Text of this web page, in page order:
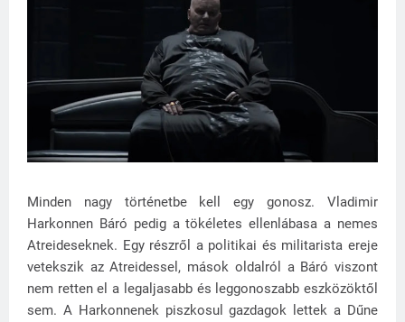
Minden nagy történetbe kell egy gonosz. Vladimir
Harkonnen Báró pedig a tökéletes ellenlábasa a nemes
Atreideseknek. Egy részről a politikai és militarista ereje
vetekszik az Atreidessel, mások oldalról a Báró viszont
nem retten el a legaljasabb és leggonoszabb eszközöktől
sem. A Harkonnenek piszkosul gazdagok lettek a Dűne